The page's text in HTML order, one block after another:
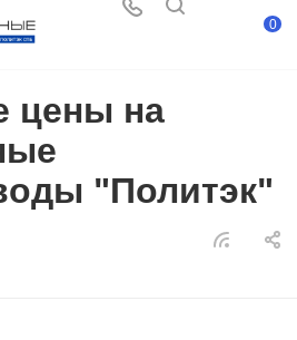
0
цены на
"Политэк"